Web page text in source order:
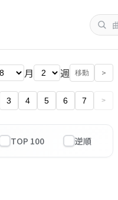
月 週 移動 >
3 4 5 6 7 >
TOP 100